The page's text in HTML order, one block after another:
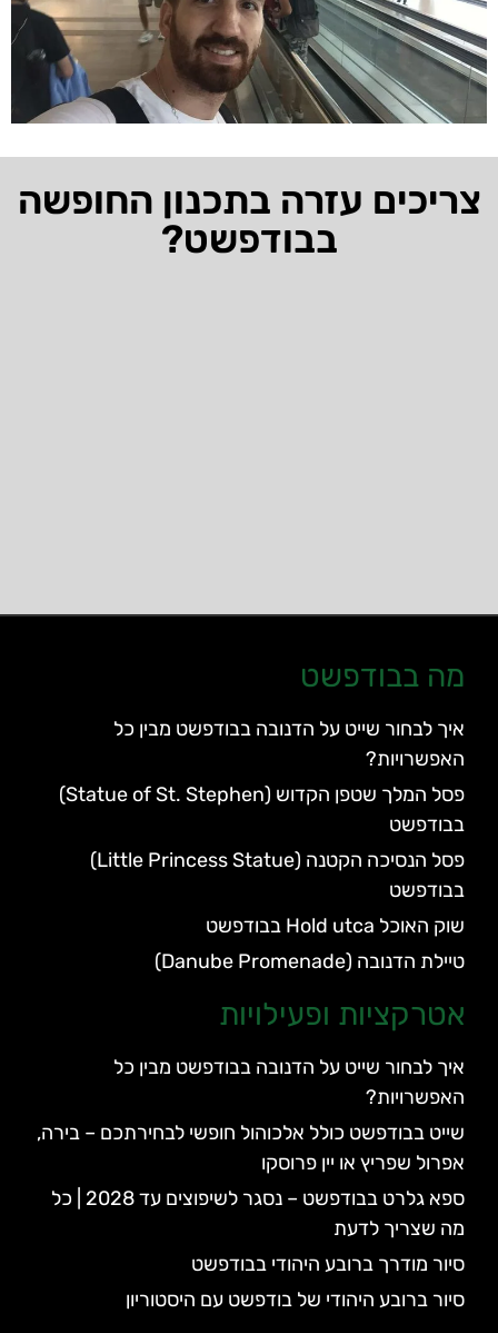
צריכים עזרה בתכנון החופשה
בבודפשט?
מה בבודפשט
איך לבחור שייט על הדנובה בבודפשט מבין כל
האפשרויות?
פסל המלך שטפן הקדוש (Statue of St. Stephen)
בבודפשט
פסל הנסיכה הקטנה (Little Princess Statue)
בבודפשט
שוק האוכל Hold utca בבודפשט
טיילת הדנובה (Danube Promenade)
אטרקציות ופעילויות
איך לבחור שייט על הדנובה בבודפשט מבין כל
האפשרויות?
שייט בבודפשט כולל אלכוהול חופשי לבחירתכם – בירה,
אפרול שפריץ או יין פרוסקו
ספא גלרט בבודפשט – נסגר לשיפוצים עד 2028 | כל
מה שצריך לדעת
סיור מודרך ברובע היהודי בבודפשט
סיור ברובע היהודי של בודפשט עם היסטוריון